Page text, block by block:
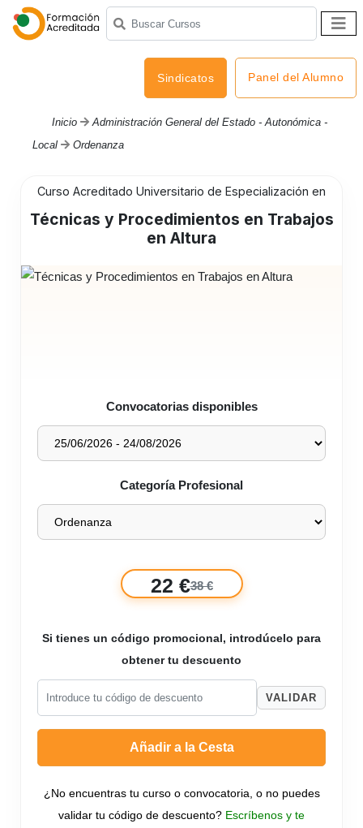
Sindicatos Panel del Alumno
Inicio
Administración General del Estado - Autonómica -
Local
Ordenanza
Curso Acreditado Universitario de Especialización en
Técnicas y Procedimientos en Trabajos
en Altura
Convocatorias disponibles
Categoría Profesional
22 €38 €
Si tienes un código promocional, introdúcelo para
obtener tu descuento
VALIDAR
Añadir a la Cesta
¿No encuentras tu curso o convocatoria, o no puedes
validar tu código de descuento? Escríbenos y te